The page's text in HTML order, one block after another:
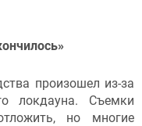
произошел из-за
локдауна. Съемки
но многие